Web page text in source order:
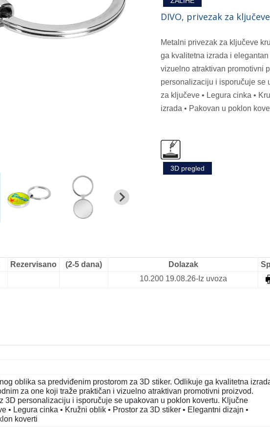
DIVO, privezak za
Metalni privezak za ključeve
ga kvalitetna izrada i
vizuelno atraktivan promotivni
personalizaciju i isporučuje se
za ključeve • Legura cinka •
izrada • Pakovan u poklon
3D pregled
Rezervisano (2-5 dana) Dolazak
10.200 19.08.26-Iz uvoza
oblika sa predviđenim prostorom za 3D stiker. Odlikuje ga kvalitetna
za one koji traže praktičan i vizuelno atraktivan promotivni proizvod.
3D personalizaciju i isporučuje se upakovan u poklon kovertu. Ključne
• Legura cinka • Kružni oblik • Prostor za 3D stiker • Elegantni dizajn •
koverti